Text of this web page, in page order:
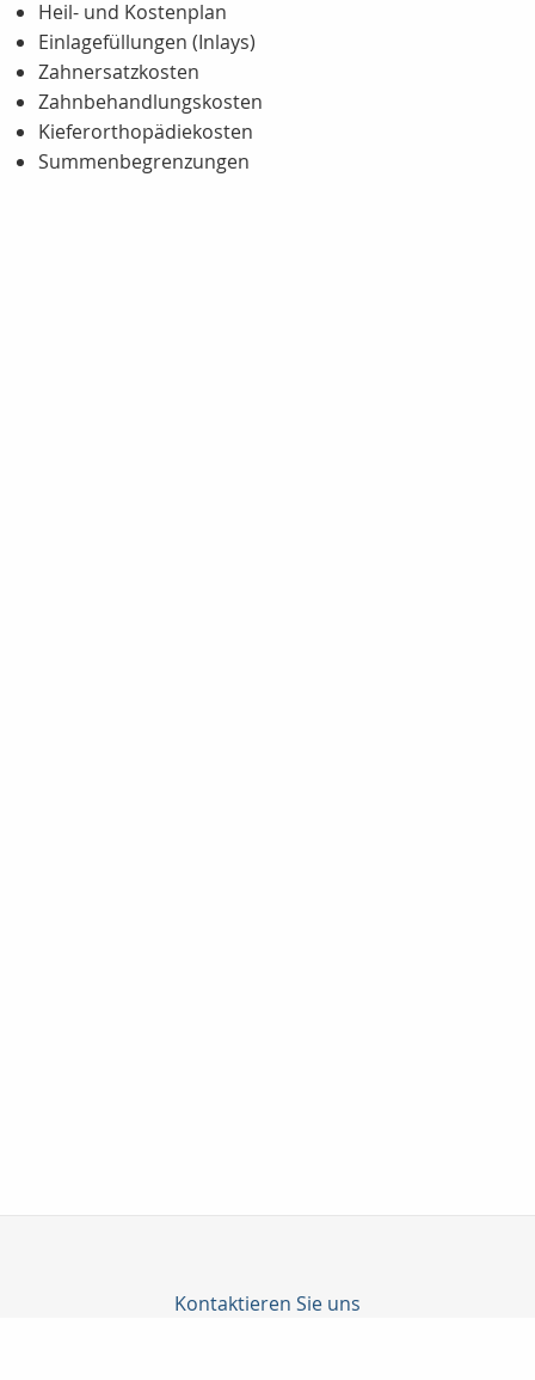
Heil- und Kostenplan
Einlagefüllungen (Inlays)
Zahnersatzkosten
Zahnbehandlungskosten
Kieferorthopädiekosten
Summenbegrenzungen
Kontaktieren Sie uns